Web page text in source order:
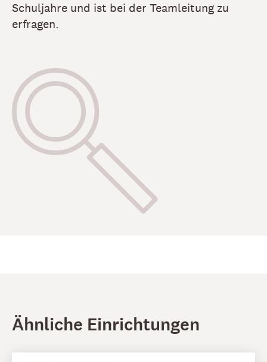
Schuljahre und ist bei der Teamleitung zu
erfragen.
Ähnliche Einrichtungen